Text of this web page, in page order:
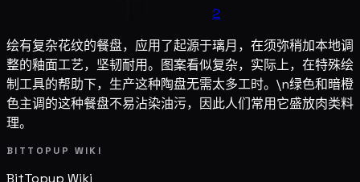
2
绘有复杂花纹的餐盘，应用了起源于璃月，在须弥稍加本地调
整的釉面工艺，坚韧耐用。图案看似复杂，实际上，在特殊绘
制工具的帮助下，生产这种陶盘无需太多工时。\n绿色和暗橙
色主调的这种餐盘不易沾染油污，因此人们常用它盛放肉类料
理。
BITTOPUP WIKI
BitTopup Wiki